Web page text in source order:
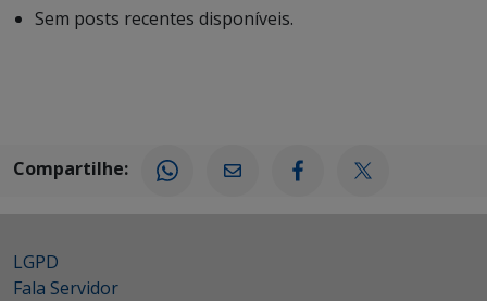
Sem posts recentes disponíveis.
Compartilhe:
LGPD
Fala Servidor